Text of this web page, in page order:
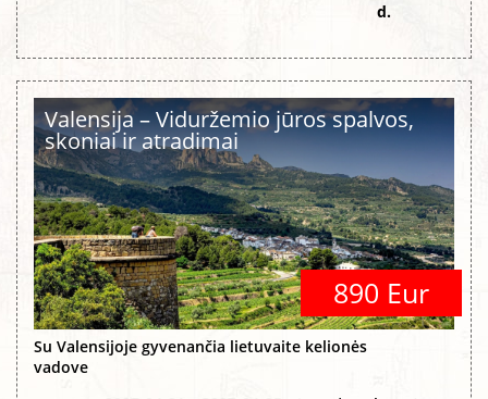
d.
Valensija – Viduržemio jūros spalvos,
skoniai ir atradimai
890 Eur
Su Valensijoje gyvenančia lietuvaite kelionės
vadove